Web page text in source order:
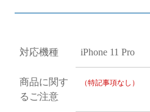
対応機種 iPhone 11 Pro
商品に関す
るご注意
（特記事項なし）